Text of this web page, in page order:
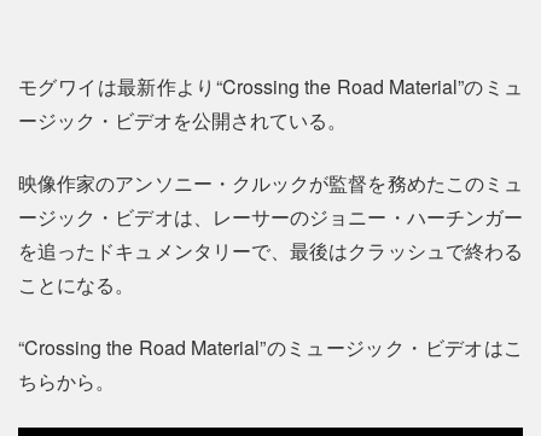
モグワイは最新作より“Crossing the Road Material”のミュ
ージック・ビデオを公開されている。
映像作家のアンソニー・クルックが監督を務めたこのミュ
ージック・ビデオは、レーサーのジョニー・ハーチンガー
を追ったドキュメンタリーで、最後はクラッシュで終わる
ことになる。
“Crossing the Road Material”のミュージック・ビデオはこ
ちらから。